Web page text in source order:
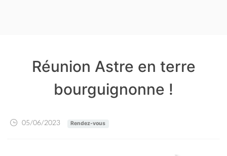
Réunion Astre en terre
bourguignonne !
05/06/2023 Rendez-vous